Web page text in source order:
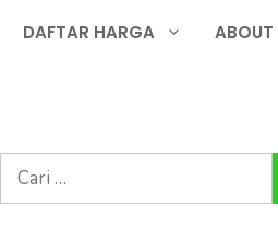
DAFTAR HARGA ABOUT
Cari
untuk: